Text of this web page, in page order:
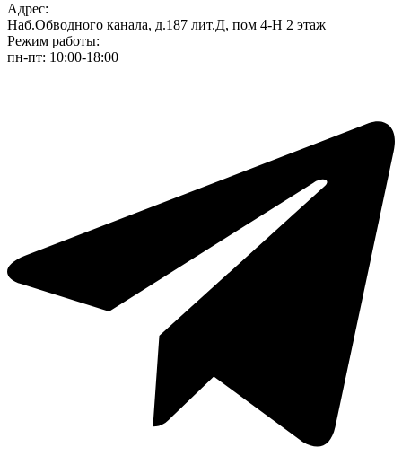
Адрес:
Наб.Обводного канала, д.187 лит.Д, пом 4-Н 2 этаж
Режим работы:
пн-пт: 10:00-18:00